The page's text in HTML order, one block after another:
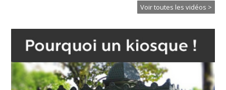
Voir toutes les vidéos >